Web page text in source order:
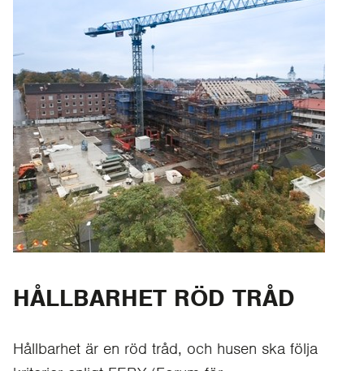
HÅLLBARHET RÖD TRÅD
Hållbarhet är en röd tråd, och husen ska följa